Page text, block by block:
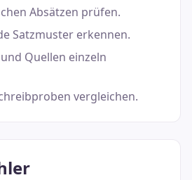
Absätzen prüfen.
Satzmuster erkennen.
Quellen einzeln
vergleichen.